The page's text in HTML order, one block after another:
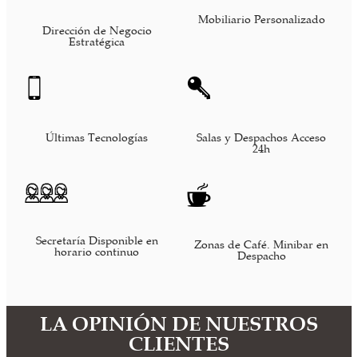
Dirección de Negocio
Estratégica
Mobiliario Personalizado
Últimas Tecnologías
Salas y Despachos Acceso
24h
Secretaría Disponible en
horario continuo
Zonas de Café. Minibar en
Despacho
LA OPINIÓN DE NUESTROS
CLIENTES